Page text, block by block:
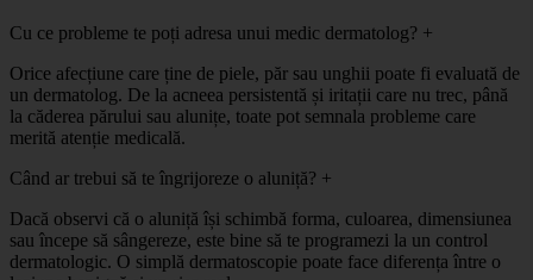
Cu ce probleme te poți adresa unui medic dermatolog? +
Orice afecțiune care ține de piele, păr sau unghii poate fi evaluată de
un dermatolog. De la acneea persistentă și iritații care nu trec, până
la căderea părului sau alunițe, toate pot semnala probleme care
merită atenție medicală.
Când ar trebui să te îngrijoreze o aluniță? +
Dacă observi că o aluniță își schimbă forma, culoarea, dimensiunea
sau începe să sângereze, este bine să te programezi la un control
dermatologic. O simplă dermatoscopie poate face diferența între o